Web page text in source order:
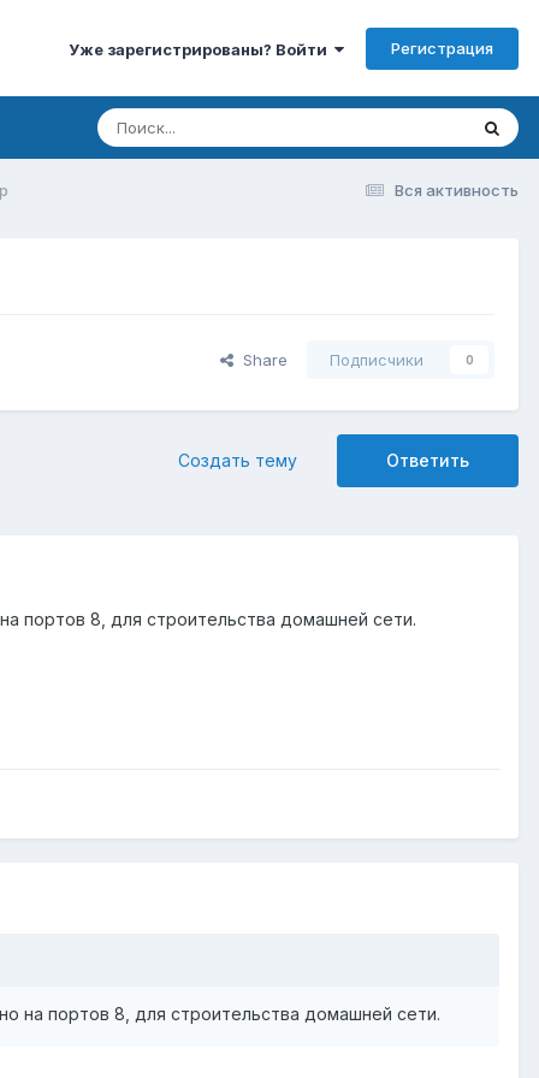
Уже зарегистрированы? Войти Регистрация
Вся активность
Share Подписчики 0
Ответить
Создать тему
портов 8, для строительства домашней сети.
на портов 8, для строительства домашней сети.